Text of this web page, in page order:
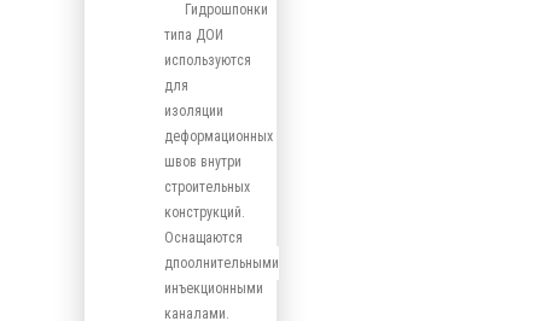
Гидрошпонки
типа ДОИ
используются
для
изоляции
деформационных
швов внутри
строительных
конструкций.
Оснащаются
дпоолнительными
инъекционными
каналами.